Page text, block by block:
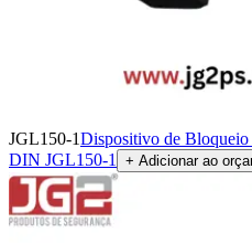
JGL150-1Dispositivo de
DIN JGL150-1
+ Adicionar ao